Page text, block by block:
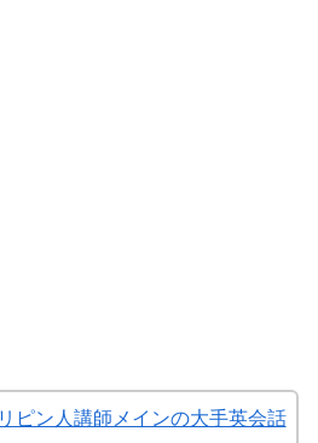
ピン人講師メインの大手英会話